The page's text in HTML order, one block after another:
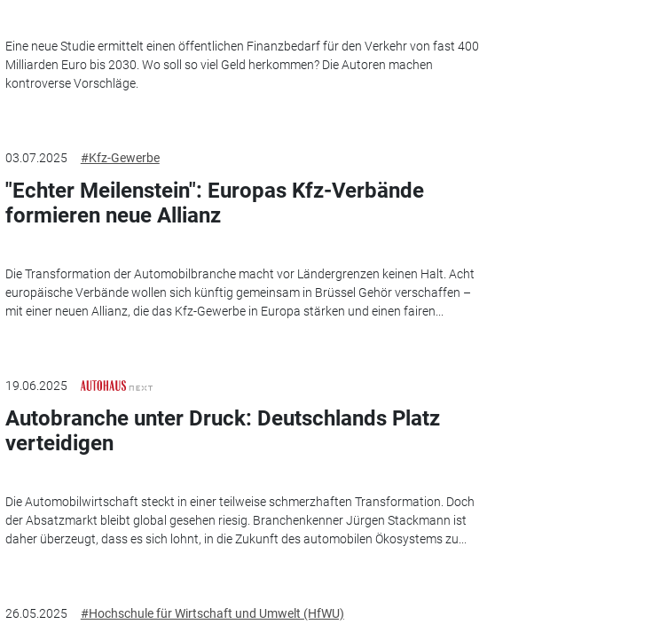
Eine neue Studie ermittelt einen öffentlichen Finanzbedarf für den Verkehr von fast 400
Milliarden Euro bis 2030. Wo soll so viel Geld herkommen? Die Autoren machen
kontroverse Vorschläge.
03.07.2025 #Kfz-Gewerbe
"Echter Meilenstein": Europas Kfz-Verbände
formieren neue Allianz
Die Transformation der Automobilbranche macht vor Ländergrenzen keinen Halt. Acht
europäische Verbände wollen sich künftig gemeinsam in Brüssel Gehör verschaffen –
mit einer neuen Allianz, die das Kfz-Gewerbe in Europa stärken und einen fairen...
19.06.2025
Autobranche unter Druck: Deutschlands Platz
verteidigen
Die Automobilwirtschaft steckt in einer teilweise schmerzhaften Transformation. Doch
der Absatzmarkt bleibt global gesehen riesig. Branchenkenner Jürgen Stackmann ist
daher überzeugt, dass es sich lohnt, in die Zukunft des automobilen Ökosystems zu...
26.05.2025 #Hochschule für Wirtschaft und Umwelt (HfWU)